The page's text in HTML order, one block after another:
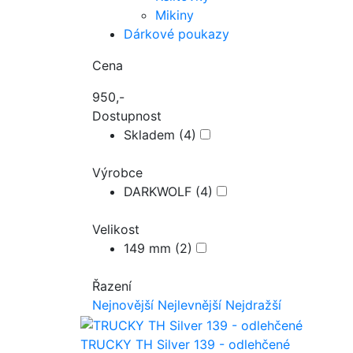
Mikiny
Dárkové poukazy
Cena
950,-
Dostupnost
Skladem (4)
Výrobce
DARKWOLF (4)
Velikost
149 mm (2)
Řazení
Nejnovější Nejlevnější Nejdražší
TRUCKY TH Silver 139 - odlehčené